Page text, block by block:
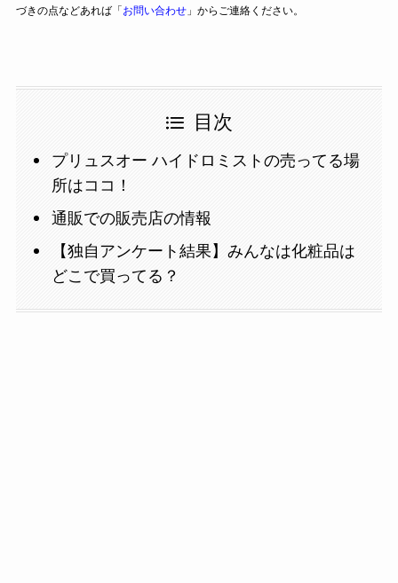
づきの点などあれば「お問い合わせ」からご連絡ください。
目次
プリュスオー ハイドロミストの売ってる場
所はココ！
通販での販売店の情報
【独自アンケート結果】みんなは化粧品は
どこで買ってる？